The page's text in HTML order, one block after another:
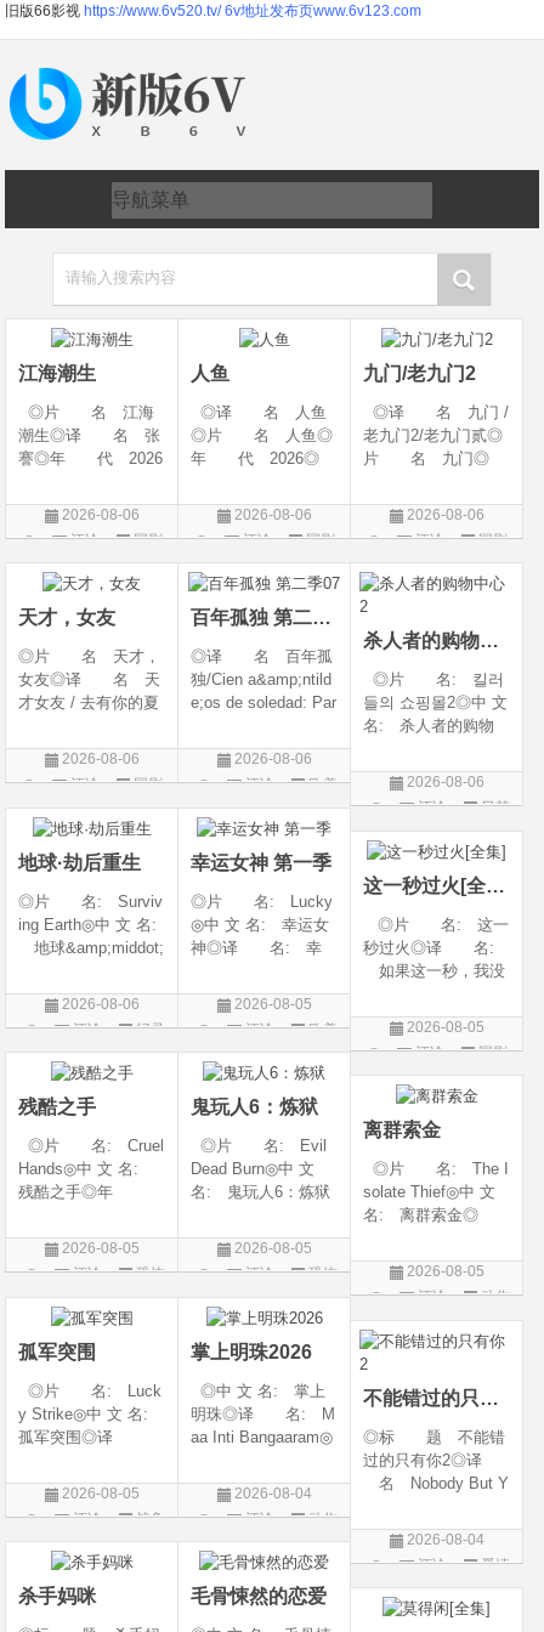
旧版66影视 https://www.6v520.tv/ 6v地址发布页www.6v123.com
请输入搜索内容
江海潮生
◎片 名 江海
潮生◎译 名 张
謇◎年 代 2026
陆◎类 别 传记
/ 历史 / 古装◎语
上映日期 2026-07-
20(中国大陆)◎
2026-08-06
评论
国剧
人鱼
◎译 名 人鱼
◎片 名 人鱼◎
年 代 2026◎
◎类 别 剧情 /
悬疑◎语 言 汉
期 2026-08-04(中国
大陆)◎IMDb链接 t
2026-08-06
评论
国剧
九门/老九门2
◎译 名 九门 /
老九门2/老九门贰◎
片 名 九门◎
产 地 中国大陆
◎类 别 剧情 /
言 汉语普通话◎上
映日期 2026-07
2026-08-06
评论
国剧
天才，女友
◎片 名 天才，
女友◎译 名 天
才女友 / 去有你的夏
年 代 2026◎
产 地 中国大陆
爱情◎语 言 汉
语普通话◎上映日期
2026-08-06
评论
国剧
百年孤独 第二季07
◎译 名 百年孤
独/Cien a&amp;ntild
e;os de soledad: Par
ears of Solitude/One
Hundred Years of So
寂/百年孤寂：第一
部(台)/百年孤
2026-08-06
评论
欧美
剧
杀人者的购物中心2
◎片 名: 킬러
들의 쇼핑몰2◎中 文
名: 杀人者的购物
A Shop for Killers S
2 / A Shop for Killers
代: 2026◎产
地: 韩国
2026-08-06
评论
日韩
剧
地球·劫后重生
◎片 名: Surviv
ing Earth◎中 文 名:
地球&amp;middot;
名: 幸存地球◎
年 代: 2026◎
类 别: 纪录片
◎语 言: 英语
◎上映
2026-08-06
评论
纪录
片
幸运女神 第一季
◎片 名: Lucky
◎中 文 名: 幸运女
神◎译 名: 幸
6◎产 地: 美国
◎类 别: 剧情 /
英语◎上映日期: 2
026-07-15(美国)
2026-08-05
评论
欧美
剧
这一秒过火[全集]
◎片 名: 这一
秒过火◎译 名:
如果这一秒，我没
年 代: 2026◎
产 地: 中国大
情 / 爱情◎语 言:
汉语普通话◎上映
2026-08-05
评论
国剧
残酷之手
◎片 名: Cruel
Hands◎中 文 名:
残酷之手◎年
地: 澳大利亚◎
类 别: 惊悚 / 恐
语◎上映日期: 202
6-07-24(澳大利亚)
2026-08-05
评论
恐怖
片
鬼玩人6：炼狱
◎片 名: Evil
Dead Burn◎中 文
名: 鬼玩人6：炼狱
焚场(台) / 鬼玩人6：
燃烧 / 鬼玩人崛起衍
2026◎产 地:
美国◎类 别:
2026-08-05
评论
恐怖
片
离群索金
◎片 名: The I
solate Thief◎中 文
名: 离群索金◎
产 地: 美国◎
类 别: 西部◎
上映日期: 2026-07-
10(美国)◎IMDb评分
2026-08-05
评论
动作
片
孤军突围
◎片 名: Luck
y Strike◎中 文 名:
孤军突围◎译
年 代: 2026◎
产 地: 美国◎
作 / 战争◎语 言:
英语◎上映日
2026-08-05
评论
战争
片
掌上明珠2026
◎中 文 名: 掌上
明珠◎译 名: M
aa Inti Bangaaram◎
产 地: 印度◎
类 别: 动作 / 惊
卢固语 Telugu◎上映
日期: 2026-06
2026-08-04
评论
动作
片
不能错过的只有你2
◎标 题 不能错
过的只有你2◎译
名 Nobody But Y
26◎产 地 中国
大陆◎类 别 喜
言 汉语普通话◎上
映日期 2026-04-1
2026-08-04
评论
爱情
片
杀手妈咪 毛骨悚然的恋爱